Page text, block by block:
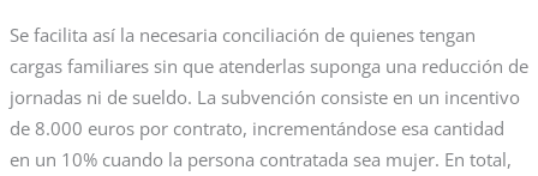
Se facilita así la necesaria conciliación de quienes tengan
cargas familiares sin que atenderlas suponga una reducción de
jornadas ni de sueldo. La subvención consiste en un incentivo
de 8.000 euros por contrato, incrementándose esa cantidad
en un 10% cuando la persona contratada sea mujer. En total,